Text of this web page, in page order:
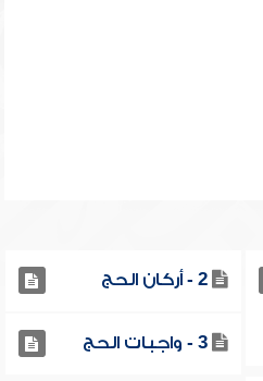
2 - أركان الحج
3 - واجبات الحج